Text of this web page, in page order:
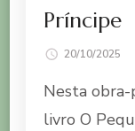
Príncipe
20/10/2025
Nesta
livro O